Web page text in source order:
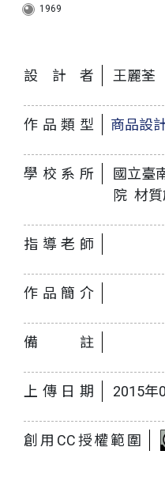
1969
設計者 王麗荃
作品類型 商品設
學校系所
國立臺
院 材
指導老師
作品簡介
備註
上傳日期 2015年
創用CC授權範圍